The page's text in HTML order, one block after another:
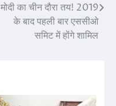
मोदी का चीन दौरा तय! 2019
के बाद पहली बार एससीओ
समिट में होंगे शामिल